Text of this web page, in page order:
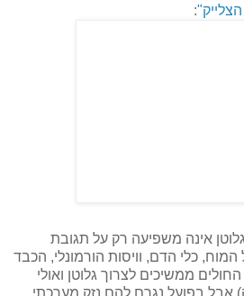
:
אינה משפיעה רק על תגובת
כלי הדם, וויסות הורמונלי, הכבד
ממשיכים לצרוך גלוטן ואולי
אבל בפועל נגרם להם נזק מערכתי